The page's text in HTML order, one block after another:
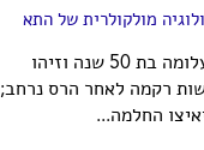
מולקולרית של התא
מדעני מכון ויצמן למדע פענחו תעלומה בת 50 שנה וזיהו
רקמה לאחר הרס נרחב;
החלמה...